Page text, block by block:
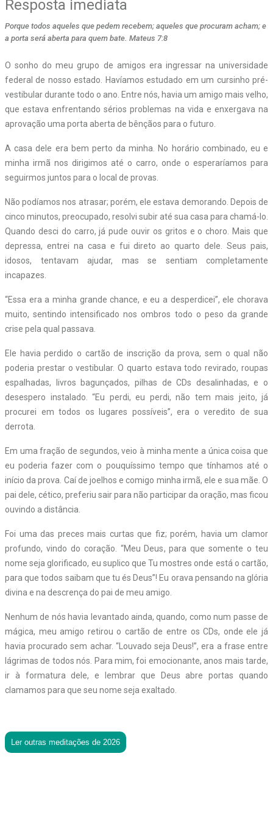
Resposta imediata
Porque todos aqueles que pedem recebem; aqueles que procuram acham; e
a porta será aberta para quem bate. Mateus 7:8
O sonho do meu grupo de amigos era ingressar na universidade
federal de nosso estado. Havíamos estudado em um cursinho pré-
vestibular durante todo o ano. Entre nós, havia um amigo mais velho,
que estava enfrentando sérios problemas na vida e enxergava na
aprovação uma porta aberta de bênçãos para o futuro.
A casa dele era bem perto da minha. No horário combinado, eu e
minha irmã nos dirigimos até o carro, onde o esperaríamos para
seguirmos juntos para o local de provas.
Não podíamos nos atrasar; porém, ele estava demorando. Depois de
cinco minutos, preocupado, resolvi subir até sua casa para chamá-lo.
Quando desci do carro, já pude ouvir os gritos e o choro. Mais que
depressa, entrei na casa e fui direto ao quarto dele. Seus pais,
idosos, tentavam ajudar, mas se sentiam completamente
incapazes.
“Essa era a minha grande chance, e eu a desperdicei”, ele chorava
muito, sentindo intensificado nos ombros todo o peso da grande
crise pela qual passava.
Ele havia perdido o cartão de inscrição da prova, sem o qual não
poderia prestar o vestibular. O quarto estava todo revirado, roupas
espalhadas, livros bagunçados, pilhas de CDs desalinhadas, e o
desespero instalado. “Eu perdi, eu perdi, não tem mais jeito, já
procurei em todos os lugares possíveis”, era o veredito de sua
derrota.
Em uma fração de segundos, veio à minha mente a única coisa que
eu poderia fazer com o pouquíssimo tempo que tínhamos até o
início da prova. Caí de joelhos e comigo minha irmã, ele e sua mãe. O
pai dele, cético, preferiu sair para não participar da oração, mas ficou
ouvindo a distância.
Foi uma das preces mais curtas que fiz; porém, havia um clamor
profundo, vindo do coração. “Meu Deus, para que somente o teu
nome seja glorificado, eu suplico que Tu mostres onde está o cartão,
para que todos saibam que tu és Deus”! Eu orava pensando na glória
divina e na descrença do pai de meu amigo.
Nenhum de nós havia levantado ainda, quando, como num passe de
mágica, meu amigo retirou o cartão de entre os CDs, onde ele já
havia procurado sem achar. “Louvado seja Deus!”, era a frase entre
lágrimas de todos nós. Para mim, foi emocionante, anos mais tarde,
ir à formatura dele, e lembrar que Deus abre portas quando
clamamos para que seu nome seja exaltado.
Ler outras meditações de 2026